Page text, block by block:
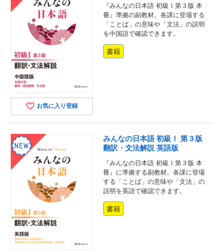
お気に入り登録
『みんなの日本語 初級Ⅰ第３版 本
冊』準拠の副教材。各課に登場する
「ことば」の意味や「文法」の説明
を中国語で確認できます。
書籍
みんなの日本語 初級Ⅰ 第３版
翻訳・文法解説 英語版
『みんなの日本語 初級Ⅰ第３版 本
冊』に準拠する副教材。各課に登場
する「ことば」の意味や「文法」の
説明を英語で確認できます。
書籍